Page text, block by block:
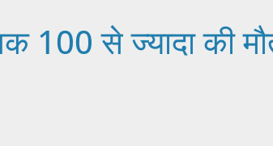
100 से ज्यादा की